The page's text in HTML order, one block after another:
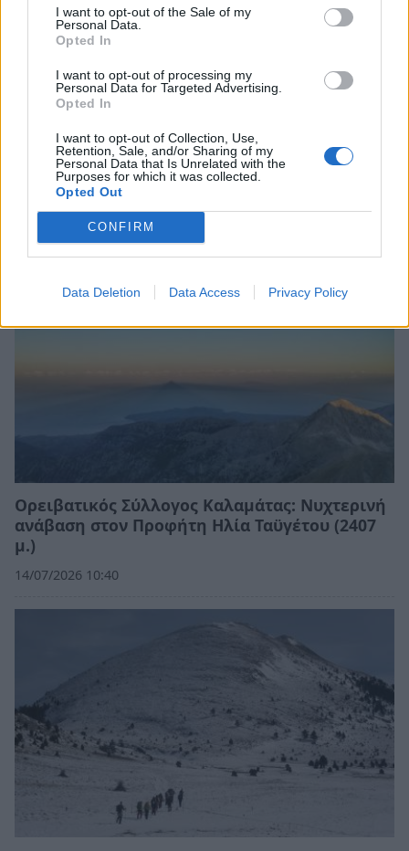
I want to opt-out of the Sale of my
Personal Data.
Opted In
I want to opt-out of processing my
Personal Data for Targeted Advertising.
Opted In
I want to opt-out of Collection, Use,
Retention, Sale, and/or Sharing of my
Personal Data that Is Unrelated with the
Purposes for which it was collected.
Opted Out
CONFIRM
Data Deletion Data Access Privacy Policy
Σ.Π.Ο.Κ. «Ο Ευκλής»: Ταξίδι στα Καρπάθια και
νυχτερινή ανάβαση στον Ταΰγετο τον
Αύγουστο
27/07/2026 19:25
Ορειβατικός Σύλλογος Καλαμάτας: Νυχτερινή
ανάβαση στον Προφήτη Ηλία Ταϋγέτου (2407
μ.)
14/07/2026 10:40